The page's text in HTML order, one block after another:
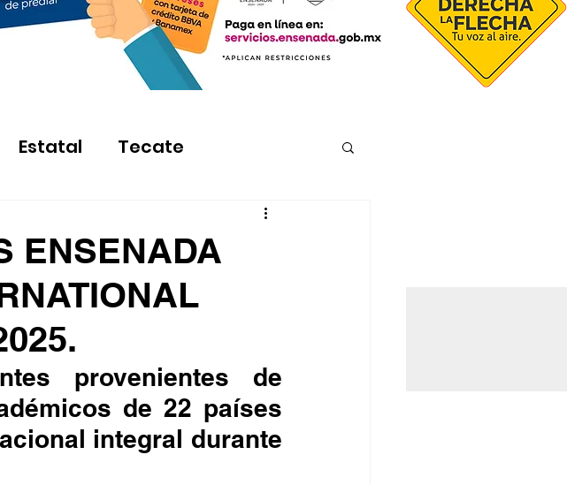
Estatal Tecate
ENSENADA
provenientes de
de 22 países
integral durante